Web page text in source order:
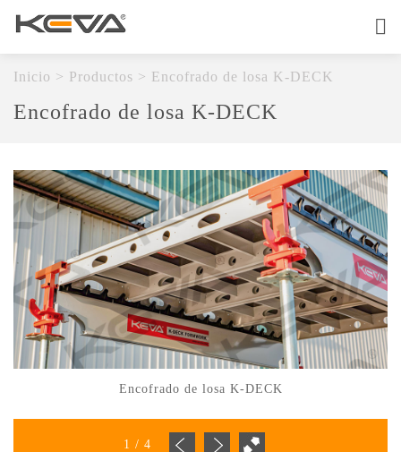
Sobre
Productos
Calidad
Contáctenos
Inicio > Productos > Encofrado de losa K-DECK
Encofrado de losa K-DECK
Encofrado de losa K-DECK
1 / 4